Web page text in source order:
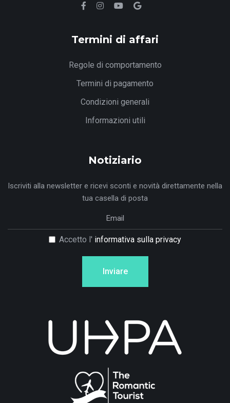
Termini di affari
Regole di comportamento
Termini di pagamento
Condizioni generali
Informazioni utili
Notiziario
Iscriviti alla newsletter e ricevi sconti e novità direttamente nella
tua casella di posta
Accetto l' informativa sulla privacy
Inviare